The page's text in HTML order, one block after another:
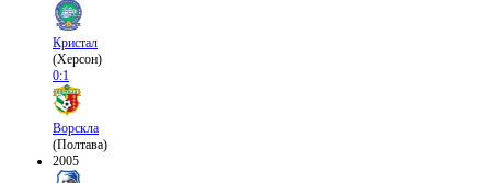
Кристал
(Херсон)
0:1
Ворскла
(Полтава)
2005